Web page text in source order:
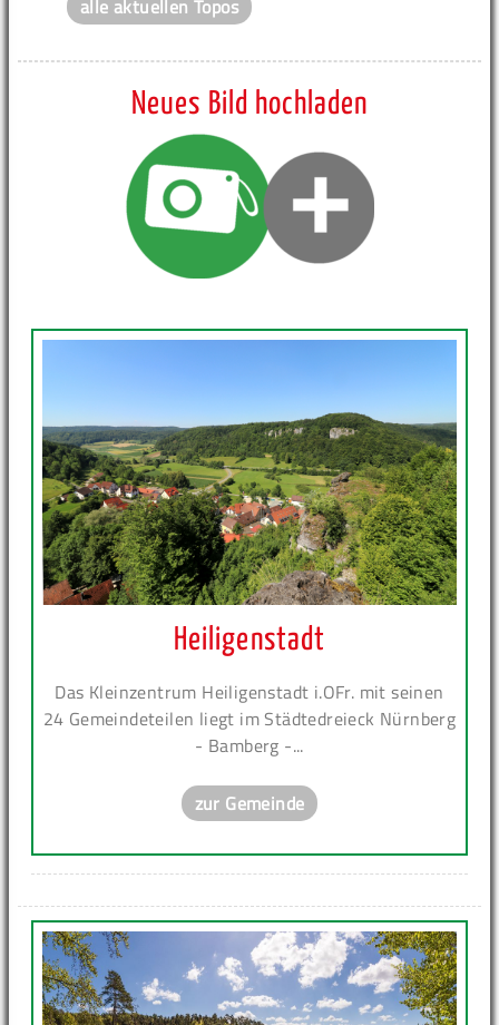
alle aktuellen Topos
Neues Bild hochladen
Heiligenstadt
Das Kleinzentrum Heiligenstadt i.OFr. mit seinen
24 Gemeindeteilen liegt im Städtedreieck Nürnberg
- Bamberg -...
zur Gemeinde